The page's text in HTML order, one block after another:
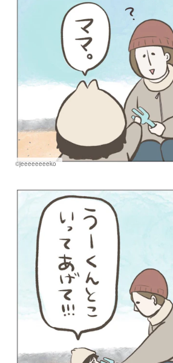
©jeeeeeeeeko